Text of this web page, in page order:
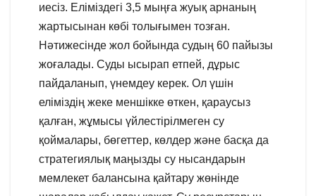
иесіз. Еліміздегі 3,5 мыңға жуық арнаның
жартысынан көбі толығымен тозған.
Нәтижесінде жол бойында судың 60 пайызы
жоғалады. Суды ысырап етпей, дұрыс
пайдаланып, үнемдеу керек. Ол үшін
еліміздің жеке меншікке өткен, қараусыз
қалған, жұмысы үйлестірілмеген су
қоймалары, бөгеттер, көлдер және басқа да
стратегиялық маңызды су нысандарын
мемлекет балансына қайтару жөнінде